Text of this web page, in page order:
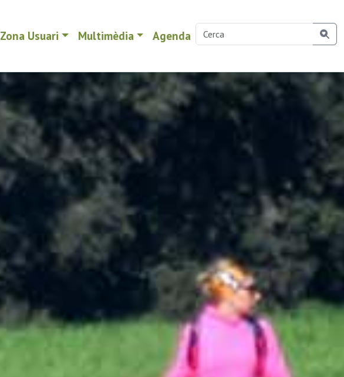
Zona Usuari Multimèdia Agenda